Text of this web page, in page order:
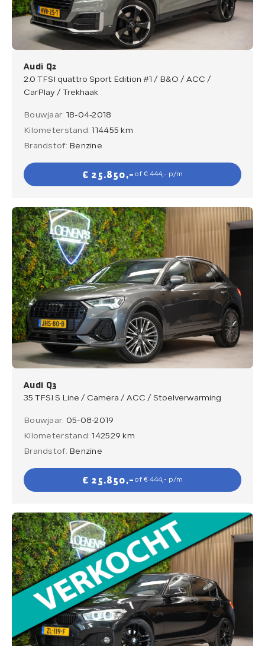
Verkocht
Contact
Direct contact
Direct contact
info@loenensautobedrijf.nl
+31 6 23892532
Adres
De Groendijck 43
3466 NJ Waarder
Audi Q2
2.0 TFSI quattro Sport Edition #1 / B&O / ACC /
CarPlay / Trekhaak
Bouwjaar: 18-04-2018
Kilometerstand:114455 km
Brandstof: Benzine
€ 25.850,- of € 444,- p/m
Audi Q3
35 TFSI S Line / Camera / ACC / Stoelverwarming
Bouwjaar: 05-08-2019
Kilometerstand:142529 km
Brandstof: Benzine
€ 25.850,- of € 444,- p/m